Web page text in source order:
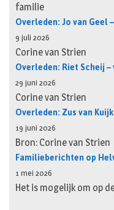
familie
Overleden: Jo van Geel
9 juli 2026
Corine van Strien
Overleden: Riet Scheij –
29 juni 2026
Corine van Strien
Overleden: Zus van
19 juni 2026
Bron: Corine van Strien
Familieberichten op
1 mei 2026
Het is mogelijk om op